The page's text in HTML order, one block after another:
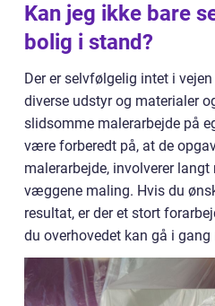
Kan jeg ikke bare
bolig i stand?
Der er selvfølgelig intet i
diverse udstyr og materialer
slidsomme malerarbejde på
være forberedt på, at de
malerarbejde, involverer
væggene maling. Hvis du
resultat, er der et stort
du overhovedet kan gå i gang